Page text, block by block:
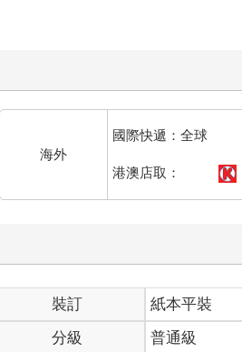
海外
國際快遞：全球
港澳店取：
裝訂
紙本平裝
分級
普通級